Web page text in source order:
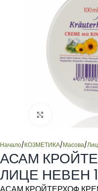
Click to
Начало/КОЗМЕТИКА/Масова/
АСАМ
ЛИЦЕ НЕВЕН